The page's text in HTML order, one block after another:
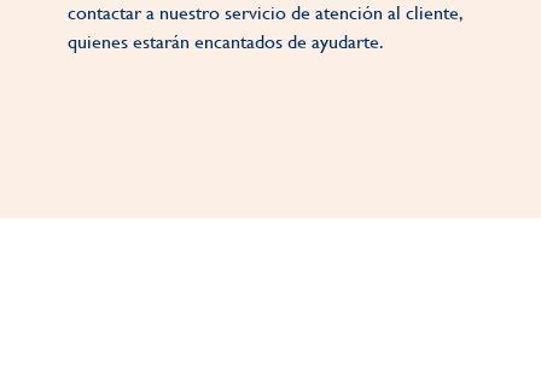
contactar a nuestro servicio de atención al cliente,
quienes estarán encantados de ayudarte.